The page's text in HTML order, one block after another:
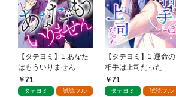
【タテヨミ】1.あなた
はもういりません
71
タテヨミ 試読フル
【タテヨミ】1.運命の
相手は上司だった
71
タテヨミ 試読フル